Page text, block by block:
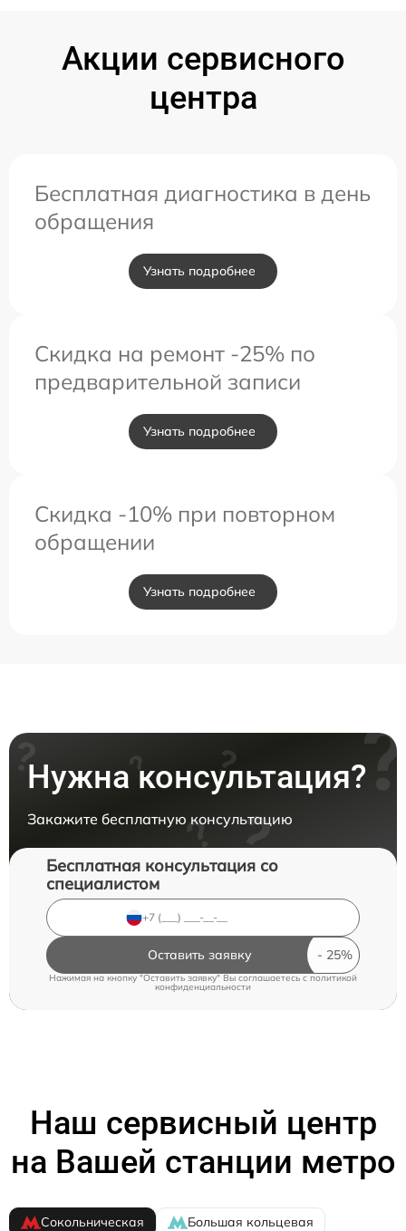
Акции сервисного
центра
Бесплатная диагностика в день
обращения
Узнать подробнее
Скидка на ремонт -25% по
предварительной записи
Узнать подробнее
Скидка -10% при повторном
обращении
Узнать подробнее
Нужна консультация?
Закажите бесплатную консультацию
Бесплатная консультация со
специалистом
Оставить заявку
Нажимая на кнопку "Оставить заявку" Вы соглашаетесь cполитикой
конфиденциальности
Наш сервисный центр
на Вашей станции метро
Сокольническая
Большая кольцевая